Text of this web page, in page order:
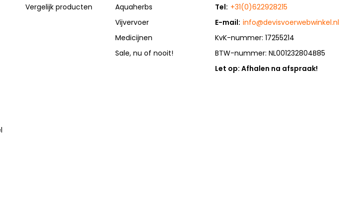
Vergelijk producten
Aquaherbs
Vijvervoer
Medicijnen
Sale, nu of nooit!
Tel: +31(0)622928215
E-mail: info@devisvoerwebwinkel.nl
KvK-nummer: 17255214
BTW-nummer: NL001232804B85
Let op: Afhalen na afspraak!